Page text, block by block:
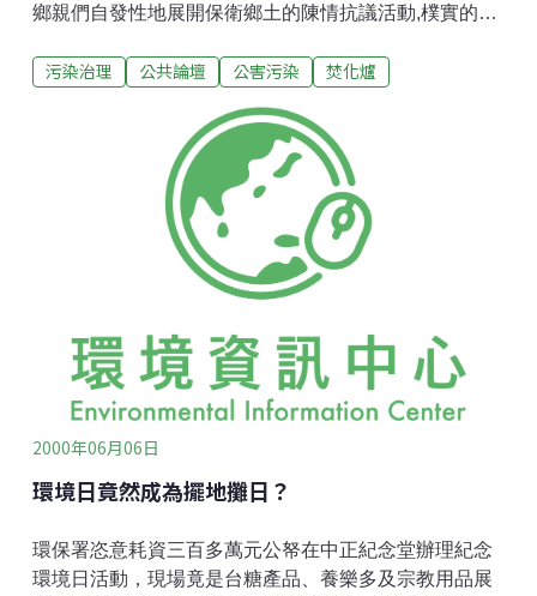
鄉親們自發性地展開保衛鄉土的陳情抗議活動,樸實的鄉
號稱人民的褓母─警察,竟淪為黑金操縱的工具,新聞媒體
不良少年、輟學生說成「年輕的工人」,被操縱的警察是
「正義之師」。坤業公司、桃縣環保局、警察局異口同
聲指坤業焚化爐興建為合法,以下幾點請諸君評判之：一.
該焚化爐煙囪高度僅３０米,不但為全台之最低,恐怕在已
知全世界興建焚化爐中亦創最低記錄,而此焚化爐要燒的
是事業性廢棄物,亦即工業生產的垃圾,顯示台灣興建焚化
爐技術獨步全球！二. 即使３０米高度,本區位處機場飛
航管制區,又正巧在飛機起降航道正下方,一般民房建築只
能蓋到二樓,而神通廣大的坤業竟可蓋相當十層樓高的30
米煙囪,豈非只許州官放火,不許百
污染治理 公共論壇 公害污染 焚化爐
2000年06月06日
環境日竟然成為擺地攤日？
環保署恣意耗資三百多萬元公帑在中正紀念堂辦理紀念
環境日活動，現場竟是台糖產品、養樂多及宗教用品展